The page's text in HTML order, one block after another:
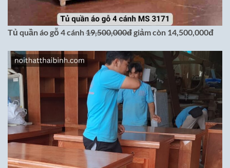
Tủ quần áo gỗ 4 cánh19,500,000đgiảm còn 14,500,000đ